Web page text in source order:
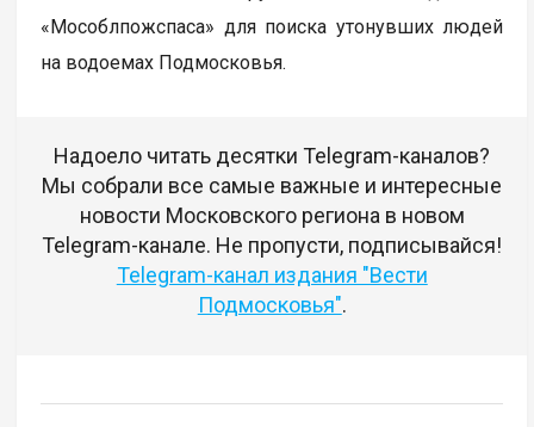
«Мособлпожспаса» для поиска утонувших людей
на водоемах Подмосковья.
Надоело читать десятки Telegram-каналов?
Мы собрали все самые важные и интересные
новости Московского региона в новом
Telegram-канале. Не пропусти, подписывайся!
Telegram-канал издания "Вести
Подмосковья".